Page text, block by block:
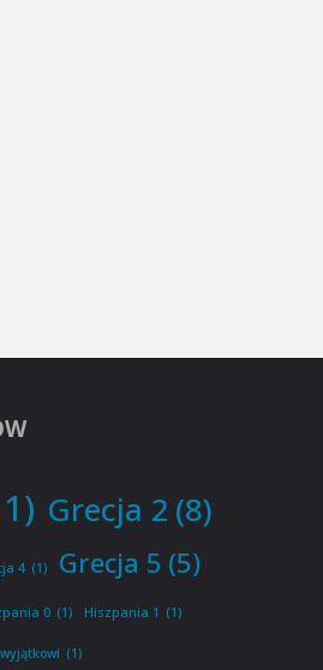
Grecja 2 (8)
4 (1) Grecja 5 (5)
0 (1) Hiszpania 1 (1)
(1)